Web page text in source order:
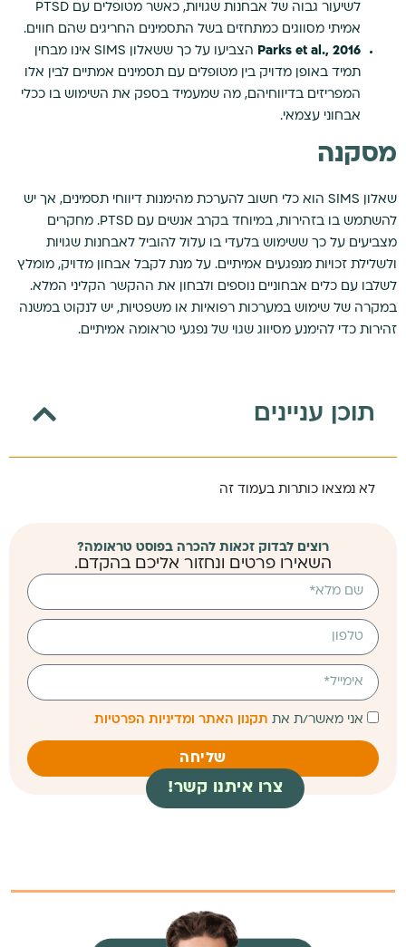
צרו איתנו קשר!
תוכן עניינים
לא נמצאו כותרות בעמוד זה
רוצים לבדוק זכאות להכרה בפוסט טראומה?
השאירו פרטים ונחזור אליכם בהקדם.
אני מאשר/ת את תקנון האתר ומדיניות הפרטיות
שליחה
לשיעור גבוה של אבחנות שגויות, כאשר מטופלים עם PTSD
אמיתי מסווגים כמתחזים בשל התסמינים החריגים שהם חווים.
Parks et al., 2016
הצביעו על כך ששאלון SIMS אינו מבחין
תמיד באופן מדויק בין מטופלים עם תסמינים אמתיים לבין אלו
המפריזים בדיווחיהם, מה שמעמיד בספק את השימוש בו ככלי
אבחוני עצמאי.
מסקנה
שאלון SIMS הוא כלי חשוב להערכת מהימנות דיווחי תסמינים, אך יש
להשתמש בו בזהירות, במיוחד בקרב אנשים עם PTSD. מחקרים
מצביעים על כך ששימוש בלעדי בו עלול להוביל לאבחנות שגויות
ולשלילת זכויות מנפגעים אמיתיים. על מנת לקבל אבחון מדויק, מומלץ
לשלבו עם כלים אבחוניים נוספים ולבחון את ההקשר הקליני המלא.
במקרה של שימוש במערכות רפואיות או משפטיות, יש לנקוט במשנה
זהירות כדי להימנע מסיווג שגוי של נפגעי טראומה אמיתיים.